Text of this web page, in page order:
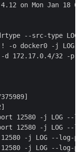
on Mon Jan 18
addrtype --src-type
16 ! -o docker0 -j
32 -d 172.17.0.4/
12580 -j LOG
12580 -j LOG
12580 -j LOG --
12580 -j LOG --